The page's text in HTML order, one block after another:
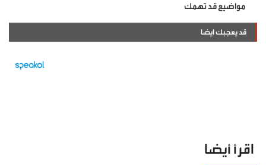
مواضيع قد تهمك
قد يعجبك ايضا
اقرأ أيضا